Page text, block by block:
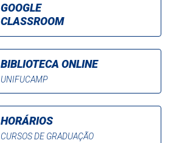
GOOGLE
CLASSROOM
BIBLIOTECA ONLINE
UNIFUCAMP
HORÁRIOS
CURSOS DE GRADUAÇÃO